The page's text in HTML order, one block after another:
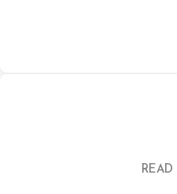
READ